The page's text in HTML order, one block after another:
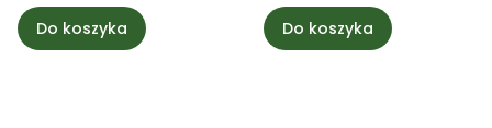
Do koszyka Do koszyka